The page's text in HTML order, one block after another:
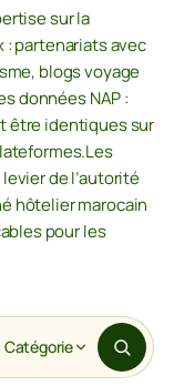
sur la
partenariats avec
blogs voyage
données NAP :
être identiques sur
de l’autorité
hôtelier marocain
pour les
Catégorie